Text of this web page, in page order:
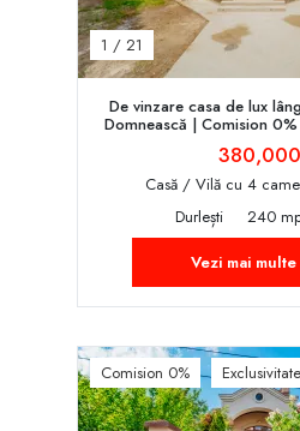
1 / 21
De vinzare casa de lux
Domnească | Comision
Casă / Vilă cu 4
Durlești
240
Vezi mai
Comision 0% Exclusivitate